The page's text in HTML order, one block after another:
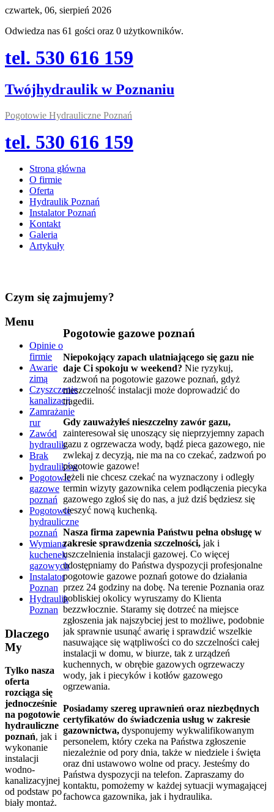
czwartek, 06, sierpień 2026
Odwiedza nas 61 gości oraz 0 użytkowników.
tel. 530 616 159
Twójhydraulik w Poznaniu
Pogotowie Hydrauliczne Poznań
tel. 530 616 159
Strona główna
O firmie
Oferta
Hydraulik Poznań
Instalator Poznań
Kontakt
Galeria
Artykuły
Czym się zajmujemy?
Pogotowie gazowe poznań
Niepokojący zapach ulatniającego się gazu nie
daje Ci spokoju w weekend? Nie ryzykuj,
zadzwoń na pogotowie gazowe poznań, gdyż
nieszczelność instalacji może doprowadzić do
tragedii.
Gdy zauważyłeś nieszczelny zawór gazu,
zainteresował się unoszący się nieprzyjemny zapach
gazu z ogrzewacza wody, bądź pieca gazowego, nie
zwlekaj z decyzją, nie ma na co czekać, zadzwoń po
pogotowie gazowe!
Jeżeli nie chcesz czekać na wyznaczony i odległy
termin wizyty gazownika celem podłączenia piecyka
gazowego zgłoś się do nas, a już dziś będziesz się
cieszyć nową kuchenką.
Nasza firma zapewnia Państwu pełna obsługę w
zakresie sprawdzenia szczelności, jak i
uszczelnienia instalacji gazowej. Co więcej
udostępniamy do Państwa dyspozycji profesjonalne
pogotowie gazowe poznań gotowe do działania
przez 24 godziny na dobę. Na terenie Poznania oraz
pobliskiej okolicy wyruszamy do Klienta
bezzwłocznie. Staramy się dotrzeć na miejsce
zgłoszenia jak najszybciej jest to możliwe, podobnie
jak sprawnie usunąć awarię i sprawdzić wszelkie
nasuwające się wątpliwości co do szczelności całej
instalacji w domu, w biurze, tak z urządzeń
kuchennych, w obrębie gazowych ogrzewaczy
wody, jak i piecyków i kotłów gazowego
ogrzewania.
Posiadamy szereg uprawnień oraz niezbędnych
certyfikatów do świadczenia usług w zakresie
gazownictwa, dysponujemy wykwalifikowanym
personelem, który czeka na Państwa zgłoszenie
niezależnie od pory dnia, także w niedziele i święta
oraz dni ustawowo wolne od pracy. Jesteśmy do
Państwa dyspozycji na telefon. Zapraszamy do
kontaktu, pomożemy w każdej sytuacji wymagającej
fachowca gazownika, jak i hydraulika.
Menu
Opinie o
firmie
Awarie
zimą
Czyszczenie
kanalizacji
Zamrażanie
rur
Zawód
hydraulik
Brak
hydraulików
Pogotowie
gazowe
poznań
Pogotowie
hydrauliczne
poznań
Wymiana
kuchenek
gazowych
Instalator
Poznan
Hydraulik
Poznan
Dlaczego
My
Tylko nasza
oferta
rozciąga się
jednocześnie
na pogotowie
hydrauliczne
poznań, jak i
wykonanie
instalacji
wodno-
kanalizacyjnej
od podstaw po
biały montaż.